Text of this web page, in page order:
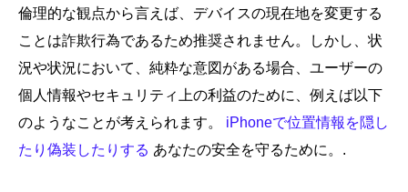
倫理的な観点から言えば、デバイスの現在地を変更する
ことは詐欺行為であるため推奨されません。しかし、状
況や状況において、純粋な意図がある場合、ユーザーの
個人情報やセキュリティ上の利益のために、例えば以下
のようなことが考えられます。 iPhoneで位置情報を隠し
たり偽装したりする あなたの安全を守るために。.